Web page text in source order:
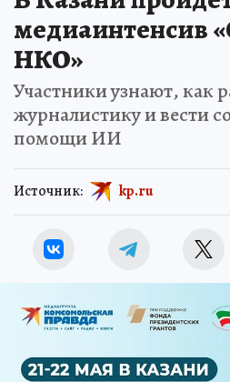
медиаинтенсив
НКО»
Участники узнают, как
журналистику и вести
помощи ИИ
Источник: kp.ru